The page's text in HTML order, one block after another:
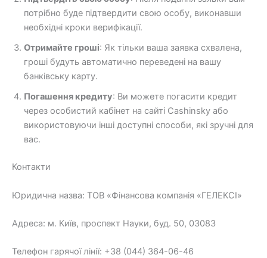
потрібно буде підтвердити свою особу, виконавши
необхідні кроки верифікації.
Отримайте гроші: Як тільки ваша заявка схвалена,
гроші будуть автоматично переведені на вашу
банківську карту.
Погашення кредиту: Ви можете погасити кредит
через особистий кабінет на сайті Cashinsky або
використовуючи інші доступні способи, які зручні для
вас.
Контакти
Юридична назва: ТОВ «Фінансова компанія «ГЕЛЕКСІ»
Адреса: м. Київ, проспект Науки, буд. 50, 03083
Телефон гарячої лінії: +38 (044) 364-06-46